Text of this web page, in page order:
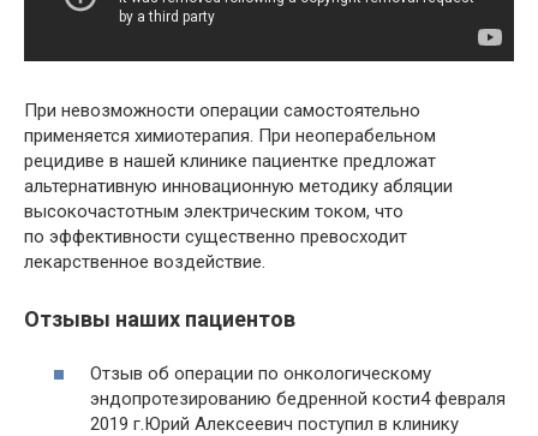
При невозможности операции самостоятельно
применяется химиотерапия. При неоперабельном
рецидиве в нашей клинике пациентке предложат
альтернативную инновационную методику абляции
высокочастотным электрическим током, что
по эффективности существенно превосходит
лекарственное воздействие.
Отзывы наших пациентов
Отзыв об операции по онкологическому
эндопротезированию бедренной кости4 февраля
2019 г.Юрий Алексеевич поступил в клинику